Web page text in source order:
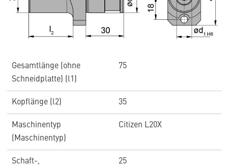
Gesamtlänge (ohne
Schneidplatte) (l1)
75
Kopflänge (l2) 35
Maschinentyp
(Maschinentyp)
Citizen L20X
Schaft-,
25